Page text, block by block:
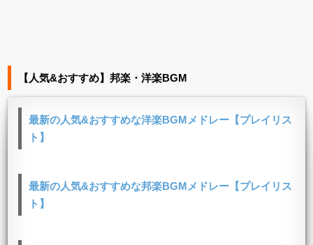
【人気&おすすめ】邦楽・洋楽BGM
最新の人気&おすすめな洋楽BGMメドレー【プレイリス
ト】
最新の人気&おすすめな邦楽BGMメドレー【プレイリス
ト】